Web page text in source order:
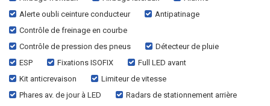
Alerte oubli ceinture conducteur
Antipatinage
Contrôle de freinage en courbe
Contrôle de pression des pneus
Détecteur de pluie
ESP
Fixations ISOFIX
Full LED avant
Kit anticrevaison
Limiteur de vitesse
Phares av. de jour à LED
Radars de stationnement arrière